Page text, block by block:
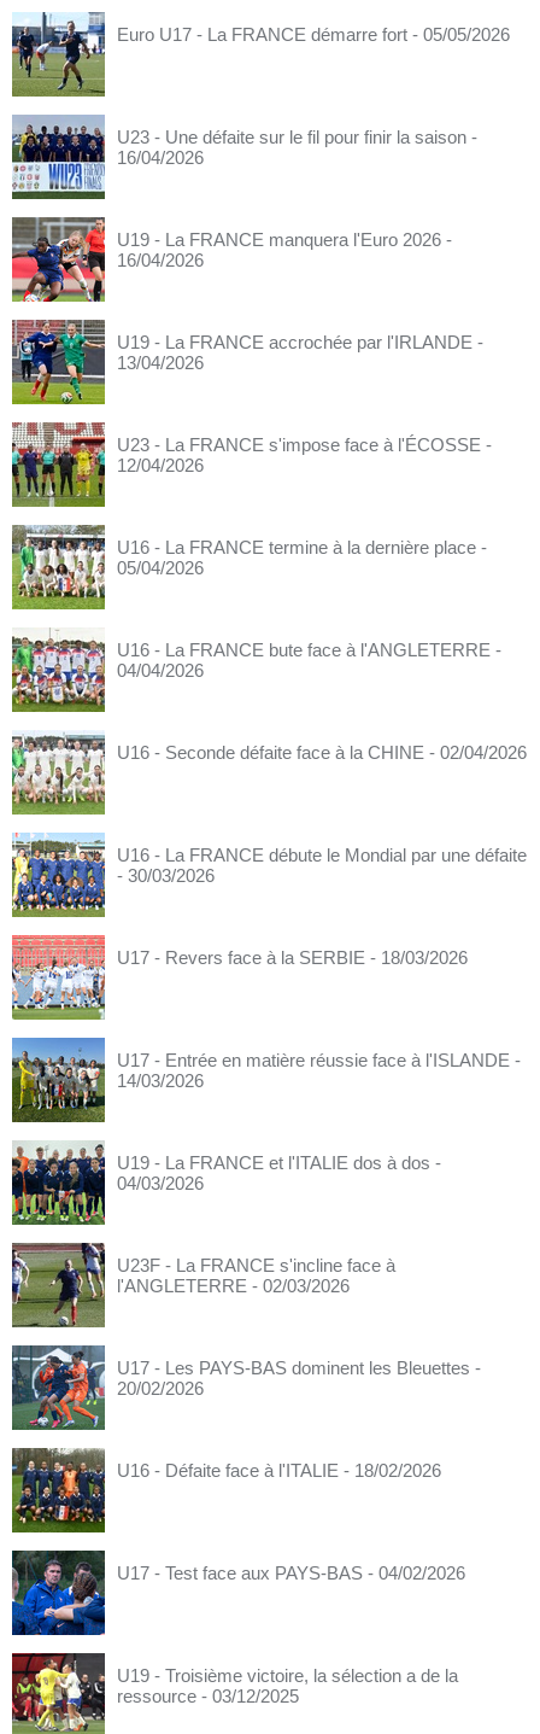
Euro U17 - La FRANCE démarre fort - 05/05/2026
U23 - Une défaite sur le fil pour finir la saison -
16/04/2026
U19 - La FRANCE manquera l'Euro 2026 -
16/04/2026
U19 - La FRANCE accrochée par l'IRLANDE -
13/04/2026
U23 - La FRANCE s'impose face à l'ÉCOSSE -
12/04/2026
U16 - La FRANCE termine à la dernière place -
05/04/2026
U16 - La FRANCE bute face à l'ANGLETERRE -
04/04/2026
U16 - Seconde défaite face à la CHINE - 02/04/2026
U16 - La FRANCE débute le Mondial par une défaite
- 30/03/2026
U17 - Revers face à la SERBIE - 18/03/2026
U17 - Entrée en matière réussie face à l'ISLANDE -
14/03/2026
U19 - La FRANCE et l'ITALIE dos à dos -
04/03/2026
U23F - La FRANCE s'incline face à
l'ANGLETERRE - 02/03/2026
U17 - Les PAYS-BAS dominent les Bleuettes -
20/02/2026
U16 - Défaite face à l'ITALIE - 18/02/2026
U17 - Test face aux PAYS-BAS - 04/02/2026
U19 - Troisième victoire, la sélection a de la
ressource - 03/12/2025